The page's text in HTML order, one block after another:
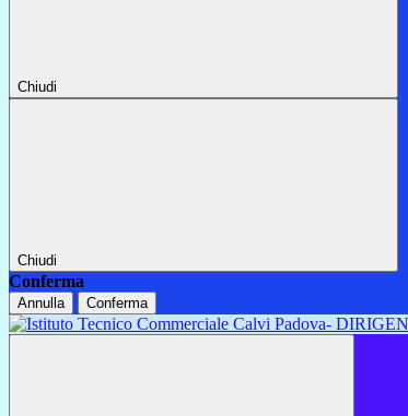
Chiudi
Chiudi
Conferma
Annulla Conferma